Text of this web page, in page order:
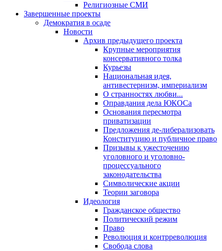
Религиозные СМИ
Завершенные проекты
Демократия в осаде
Новости
Архив предыдущего проекта
Крупные мероприятия
консервативного толка
Курьезы
Национальная идея,
антивестернизм, империализм
О странностях любви...
Оправдания дела ЮКОСа
Основания пересмотра
приватизации
Предложения де-либерализовать
Конституцию и публичное право
Призывы к ужесточению
уголовного и уголовно-
процессуального
законодательства
Символические акции
Теории заговора
Идеология
Гражданское общество
Политический режим
Право
Революция и контрреволюция
Свобода слова